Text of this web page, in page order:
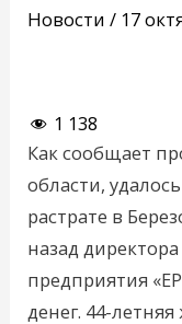
Новости / 17
1 138
Как сообщает
области,
растрате в
назад
предприятия
денег. 44-